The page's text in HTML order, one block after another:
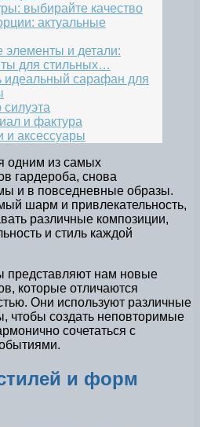
выбирайте качество
актуальные
элементы и детали:
для стильных…
идеальный сарафан для
и фактура
и аксессуары
одним из самых
гардероба, снова
и в повседневные образы.
шарм и привлекательность,
различные композиции,
и стиль каждой
представляют нам новые
которые отличаются
Они используют различные
чтобы создать неповторимые
сочетаться с
и форм